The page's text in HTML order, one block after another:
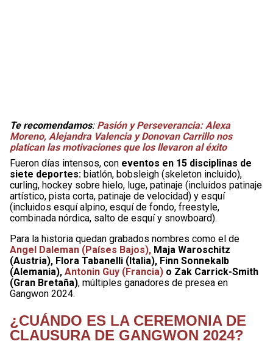
Te recomendamos: Pasión y Perseverancia: Alexa
Moreno, Alejandra Valencia y Donovan Carrillo nos
platican las motivaciones que los llevaron al éxito
Fueron días intensos, con eventos en 15 disciplinas de
siete deportes: biatlón, bobsleigh (skeleton incluido),
curling, hockey sobre hielo, luge, patinaje (incluidos patinaje
artístico, pista corta, patinaje de velocidad) y esquí
(incluidos esquí alpino, esquí de fondo, freestyle,
combinada nórdica, salto de esquí y snowboard).
Para la historia quedan grabados nombres como el de
Angel Daleman (Países Bajos), Maja Waroschitz
(Austria), Flora Tabanelli (Italia), Finn Sonnekalb
(Alemania), Antonin Guy (Francia) o Zak Carrick-Smith
(Gran Bretaña), múltiples ganadores de presea en
Gangwon 2024.
¿CUÁNDO ES LA CEREMONIA DE
CLAUSURA DE GANGWON 2024?